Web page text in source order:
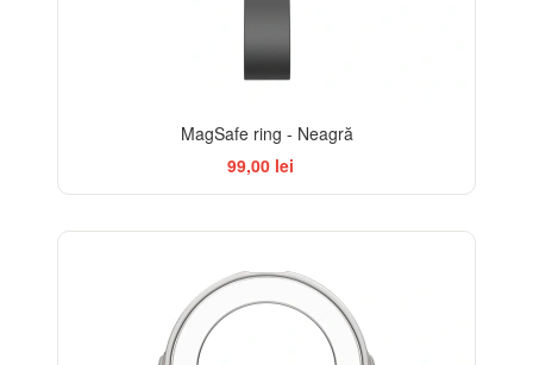
MagSafe ring - Neagră
99,00 lei